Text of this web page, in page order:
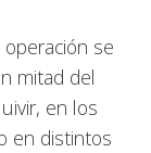
se
mitad del
en los
en distintos